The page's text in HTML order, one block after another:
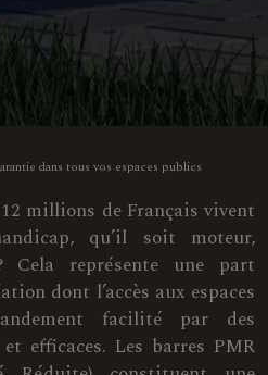
dans tous vos espaces publics
millions de Français vivent
qu’il soit moteur,
Cela représente une part
dont l’accès aux espaces
facilité par des
efficaces. Les barres PMR